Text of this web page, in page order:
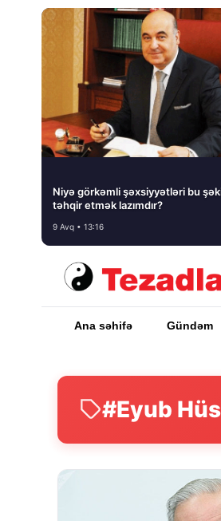
Niyə görkəmli şəxsiyyətləri bu
təhqir etmək lazımdır?
9 Avq • 13:16
Ana səhifə Gündəm
#Eyub